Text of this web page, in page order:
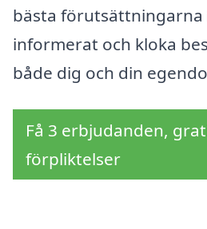
bästa
informerat och kloka
både dig och din
Få 3 erbjudanden,
förpliktelser